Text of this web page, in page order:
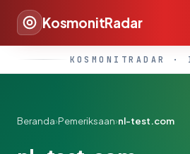
KosmonitRadar
KOSMONITRADAR ·
Beranda›Pemeriksaan›nl-test.com